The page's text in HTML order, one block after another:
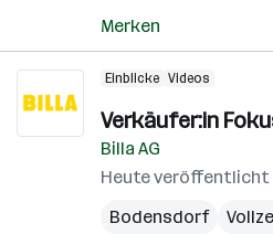
Merken
Einblicke Videos
Verkäufer:in
Billa AG
Heute veröffentlicht
Bodensdorf